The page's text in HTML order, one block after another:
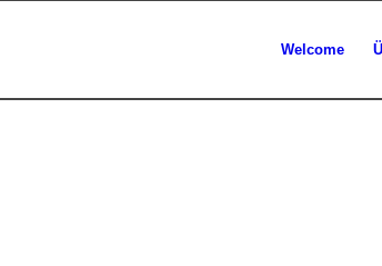
Welcome